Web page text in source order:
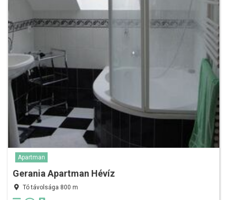
Apartman
Gerania Apartman Hévíz
Tó távolsága 800 m